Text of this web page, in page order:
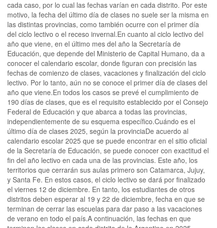
cada caso, por lo cual las fechas varían en cada distrito. Por este
motivo, la fecha del último día de clases no suele ser la misma en
las distintas provincias, como también ocurre con el primer día
del ciclo lectivo o el receso invernal.En cuanto al ciclo lectivo del
año que viene, en el último mes del año la Secretaría de
Educación, que depende del Ministerio de Capital Humano, da a
conocer el calendario escolar, donde figuran con precisión las
fechas de comienzo de clases, vacaciones y finalización del ciclo
lectivo. Por lo tanto, aún no se conoce el primer día de clases del
año que viene.En todos los casos se prevé el cumplimiento de
190 días de clases, que es el requisito establecido por el Consejo
Federal de Educación y que abarca a todas las provincias,
independientemente de su esquema específico.Cuándo es el
último día de clases 2025, según la provinciaDe acuerdo al
calendario escolar 2025 que se puede encontrar en el sitio oficial
de la Secretaría de Educación, se puede conocer con exactitud el
fin del año lectivo en cada una de las provincias. Este año, los
territorios que cerrarán sus aulas primero son Catamarca, Jujuy,
y Santa Fe. En estos casos, el ciclo lectivo se dará por finalizado
el viernes 12 de diciembre. En tanto, los estudiantes de otros
distritos deben esperar al 19 y 22 de diciembre, fecha en que se
terminan de cerrar las escuelas para dar paso a las vacaciones
de verano en todo el país.A continuación, las fechas en que